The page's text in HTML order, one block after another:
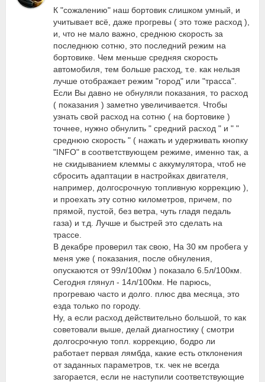
К "сожалению" наш бортовик слишком умный, и
учитывает всё, даже прогревы ( это тоже расход ),
и, что не мало важно, среднюю скорость за
последнюю сотню, это последний режим на
бортовике. Чем меньше средняя скорость
автомобиля, тем больше расход, т.е. как нельзя
лучше отображает режим "город" или "трасса".
Если Вы давно не обнуляли показания, то расход
( показания ) заметно увеличивается. Чтобы
узнать свой расход на сотню ( на бортовике )
точнее, нужно обнулить " средний расход " и " "
среднюю скорость " ( нажать и удерживать кнопку
"INFO" в соответствующем режиме, именно так, а
не скидыванием клеммы с аккумулятора, чтоб не
сбросить адаптации в настройках двигателя,
например, долгосрочную топливную коррекцию ),
и проехать эту сотню километров, причем, по
прямой, пустой, без ветра, чуть гладя педаль
газа) и т.д. Лучше и быстрей это сделать на
трассе.
В декабре проверил так свою, На 30 км пробега у
меня уже ( показания, после обнуления,
опускаются от 99л/100км ) показало 6.5л/100км.
Сегодня глянул - 14л/100км. Не парюсь,
прогреваю часто и долго. плюс два месяца, это
езда только по городу.
Ну, а если расход действительно большой, то как
советовали выше, делай диагностику ( смотри
долгосрочную топл. коррекцию, бодро ли
работает первая лямбда, какие есть отклонения
от заданных параметров, т.к. чек не всегда
загорается, если не наступили соответствующие